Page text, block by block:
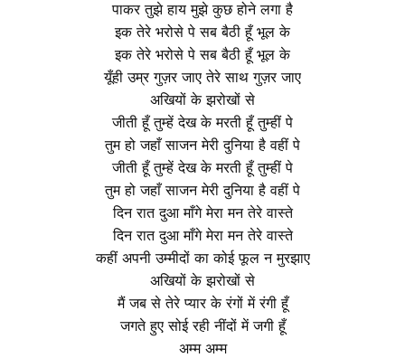
पाकर तुझे हाय मुझे कुछ होने लगा है
इक तेरे भरोसे पे सब बैठी हूँ भूल के
इक तेरे भरोसे पे सब बैठी हूँ भूल के
यूँही उम्र गुज़र जाए तेरे साथ गुज़र जाए
अखियों के झरोखों से
जीती हूँ तुम्हें देख के मरती हूँ तुम्हीं पे
तुम हो जहाँ साजन मेरी दुनिया है वहीं पे
जीती हूँ तुम्हें देख के मरती हूँ तुम्हीं पे
तुम हो जहाँ साजन मेरी दुनिया है वहीं पे
दिन रात दुआ माँगे मेरा मन तेरे वास्ते
दिन रात दुआ माँगे मेरा मन तेरे वास्ते
कहीं अपनी उम्मीदों का कोई फूल न मुरझाए
अखियों के झरोखों से
मैं जब से तेरे प्यार के रंगों में रंगी हूँ
जगते हुए सोई रही नींदों में जगी हूँ
अम्म अम्म